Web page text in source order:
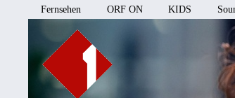
Fernsehen ORF ON KIDS